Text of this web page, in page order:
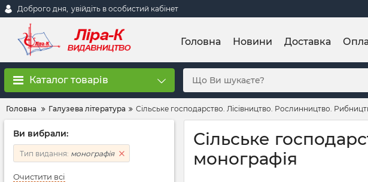
Доброго дня, увійдіть в особистий кабінет
Головна Новини Доставка
Каталог товарів
Головна Галузева література Сільське господарство. Лісівництво. Рослинництво.
Ви вибрали:
Тип видання: монографія
Очистити всі
Сільське
монографія